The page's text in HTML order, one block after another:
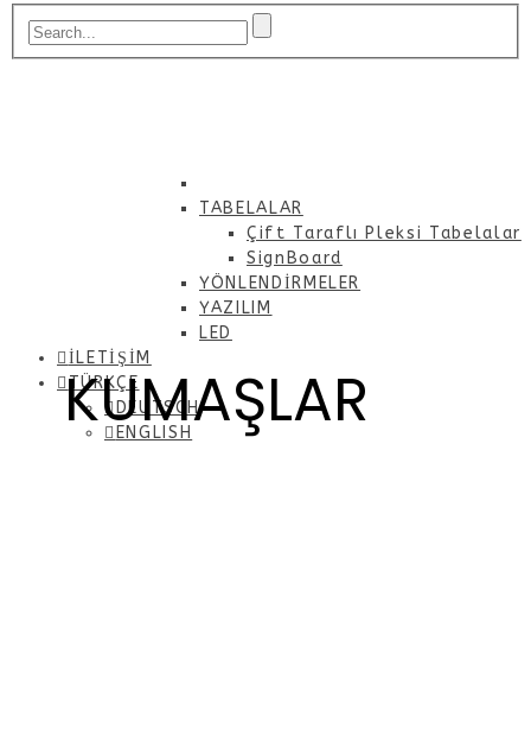
TABELALAR
Çift Taraflı Pleksi Tabelalar
SignBoard
YÖNLENDİRMELER
YAZILIM
LED
İLETİŞİM
TÜRKÇE
DEUTSCH
ENGLISH
KUMAŞLAR